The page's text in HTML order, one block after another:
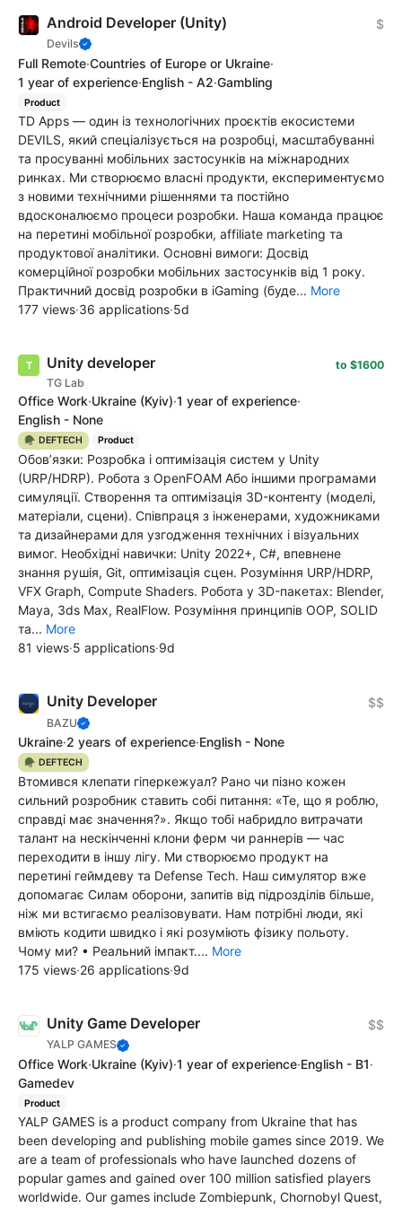
Android Developer (Unity)
Devils
$
Full Remote·Countries of Europe or Ukraine·
1 year of experience·English - A2·Gambling
Product
TD Apps — один із технологічних проєктів екосистеми
DEVILS, який спеціалізується на розробці, масштабуванні
та просуванні мобільних застосунків на міжнародних
ринках. Ми створюємо власні продукти, експериментуємо
з новими технічними рішеннями та постійно
вдосконалюємо процеси розробки. Наша команда працює
на перетині мобільної розробки, affiliate marketing та
продуктової аналітики. Основні вимоги: Досвід
комерційної розробки мобільних застосунків від 1 року.
Практичний досвід розробки в iGaming (буде... More
177 views·36 applications·5d
Unity developer
TG Lab
to $1600
Office Work·Ukraine (Kyiv)·1 year of experience·
English - None
🪖 DEFTECH Product
Обов’язки: Розробка і оптимізація систем у Unity
(URP/HDRP). Робота з OpenFOAM Або іншими програмами
симуляції. Створення та оптимізація 3D-контенту (моделі,
матеріали, сцени). Співпраця з інженерами, художниками
та дизайнерами для узгодження технічних і візуальних
вимог. Необхідні навички: Unity 2022+, C#, впевнене
знання рушія, Git, оптимізація сцен. Розуміння URP/HDRP,
VFX Graph, Compute Shaders. Робота у 3D-пакетах: Blender,
Maya, 3ds Max, RealFlow. Розуміння принципів OOP, SOLID
та... More
81 views·5 applications·9d
Unity Developer
BAZU
$$
Ukraine·2 years of experience·English - None
🪖 DEFTECH
Втомився клепати гіперкежуал? Рано чи пізно кожен
сильний розробник ставить собі питання: «Те, що я роблю,
справді має значення?». Якщо тобі набридло витрачати
талант на нескінченні клони ферм чи раннерів — час
переходити в іншу лігу. Ми створюємо продукт на
перетині геймдеву та Defense Tech. Наш симулятор вже
допомагає Силам оборони, запитів від підрозділів більше,
ніж ми встигаємо реалізовувати. Нам потрібні люди, які
вміють кодити швидко і які розуміють фізику польоту.
Чому ми? • Реальний імпакт.... More
175 views·26 applications·9d
Unity Game Developer
YALP GAMES
$$
Office Work·Ukraine (Kyiv)·1 year of experience·English - B1·
Gamedev
Product
YALP GAMES is a product company from Ukraine that has
been developing and publishing mobile games since 2019. We
are a team of professionals who have launched dozens of
popular games and gained over 100 million satisfied players
worldwide. Our games include Zombiepunk, Chornobyl Quest,